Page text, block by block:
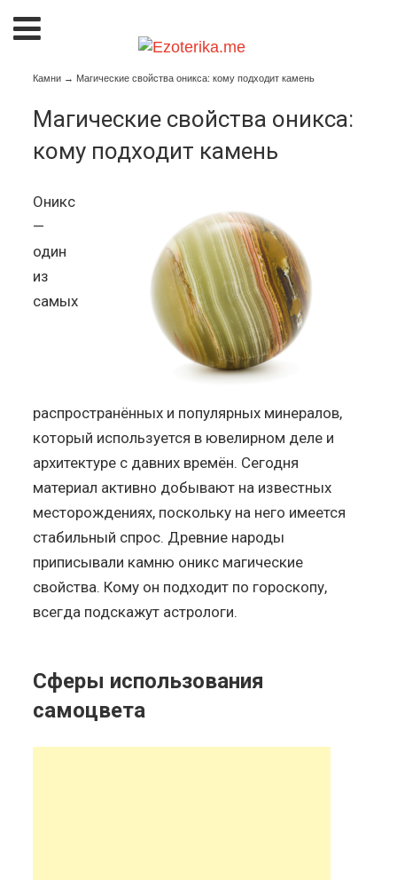
Камни → Магические свойства оникса: кому подходит камень
Магические свойства оникса:
кому подходит камень
Оникс
—
один
из
самых
распространённых и популярных минералов,
который используется в ювелирном деле и
архитектуре с давних времён. Сегодня
материал активно добывают на известных
месторождениях, поскольку на него имеется
стабильный спрос. Древние народы
приписывали камню оникс магические
свойства. Кому он подходит по гороскопу,
всегда подскажут астрологи.
Сферы использования
самоцвета